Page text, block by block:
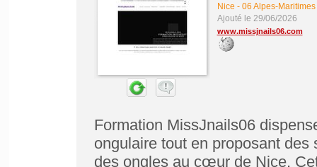
Nice - 06 Alpes-Maritimes
Ajouté le 29/06/2026
www.missjnails06.com
Formation MissJnails06
ongulaire tout en proposant
des ongles au cœur de Nice.